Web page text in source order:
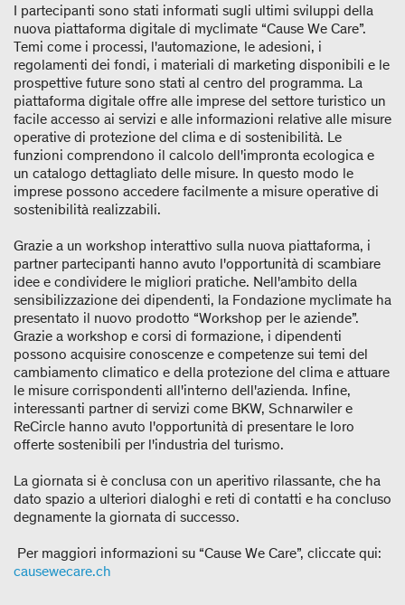
I partecipanti sono stati informati sugli ultimi sviluppi della
nuova piattaforma digitale di myclimate “Cause We Care”.
Temi come i processi, l'automazione, le adesioni, i
regolamenti dei fondi, i materiali di marketing disponibili e le
prospettive future sono stati al centro del programma. La
piattaforma digitale offre alle imprese del settore turistico un
facile accesso ai servizi e alle informazioni relative alle misure
operative di protezione del clima e di sostenibilità. Le
funzioni comprendono il calcolo dell'impronta ecologica e
un catalogo dettagliato delle misure. In questo modo le
imprese possono accedere facilmente a misure operative di
sostenibilità realizzabili.
Grazie a un workshop interattivo sulla nuova piattaforma, i
partner partecipanti hanno avuto l'opportunità di scambiare
idee e condividere le migliori pratiche. Nell'ambito della
sensibilizzazione dei dipendenti, la Fondazione myclimate ha
presentato il nuovo prodotto “Workshop per le aziende”.
Grazie a workshop e corsi di formazione, i dipendenti
possono acquisire conoscenze e competenze sui temi del
cambiamento climatico e della protezione del clima e attuare
le misure corrispondenti all'interno dell'azienda. Infine,
interessanti partner di servizi come BKW, Schnarwiler e
ReCircle hanno avuto l'opportunità di presentare le loro
offerte sostenibili per l'industria del turismo.
La giornata si è conclusa con un aperitivo rilassante, che ha
dato spazio a ulteriori dialoghi e reti di contatti e ha concluso
degnamente la giornata di successo.
Per maggiori informazioni su “Cause We Care”, cliccate qui:
causewecare.ch